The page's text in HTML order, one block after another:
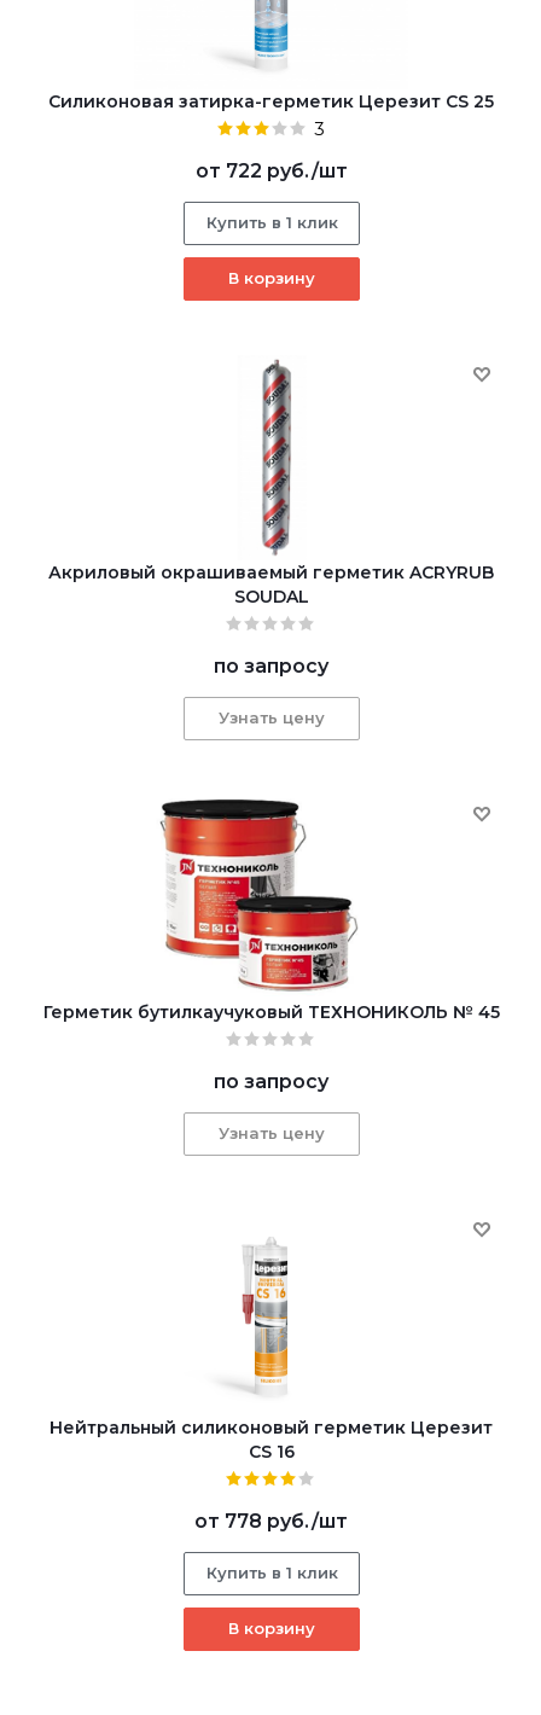
Cиликоновая затирка-герметик Церезит CS 25
3
от 722 руб./шт
Купить в 1 клик
В корзину
Акриловый окрашиваемый герметик ACRYRUB
SOUDAL
по запросу
Узнать цену
Герметик бутилкаучуковый ТЕХНОНИКОЛЬ № 45
по запросу
Узнать цену
Нейтральный силиконовый герметик Церезит
CS 16
от 778 руб./шт
Купить в 1 клик
В корзину